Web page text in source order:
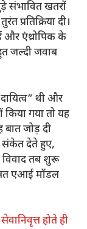
संभावित खतरों
प्रतिक्रिया दी।
और एंथ्रोपिक के
जल्दी जवाब
थी और
गया तो यह
बात जोड़ दी
संकेत देते हुए,
विवाद तब शुरू
एआई मॉडल
होते ही